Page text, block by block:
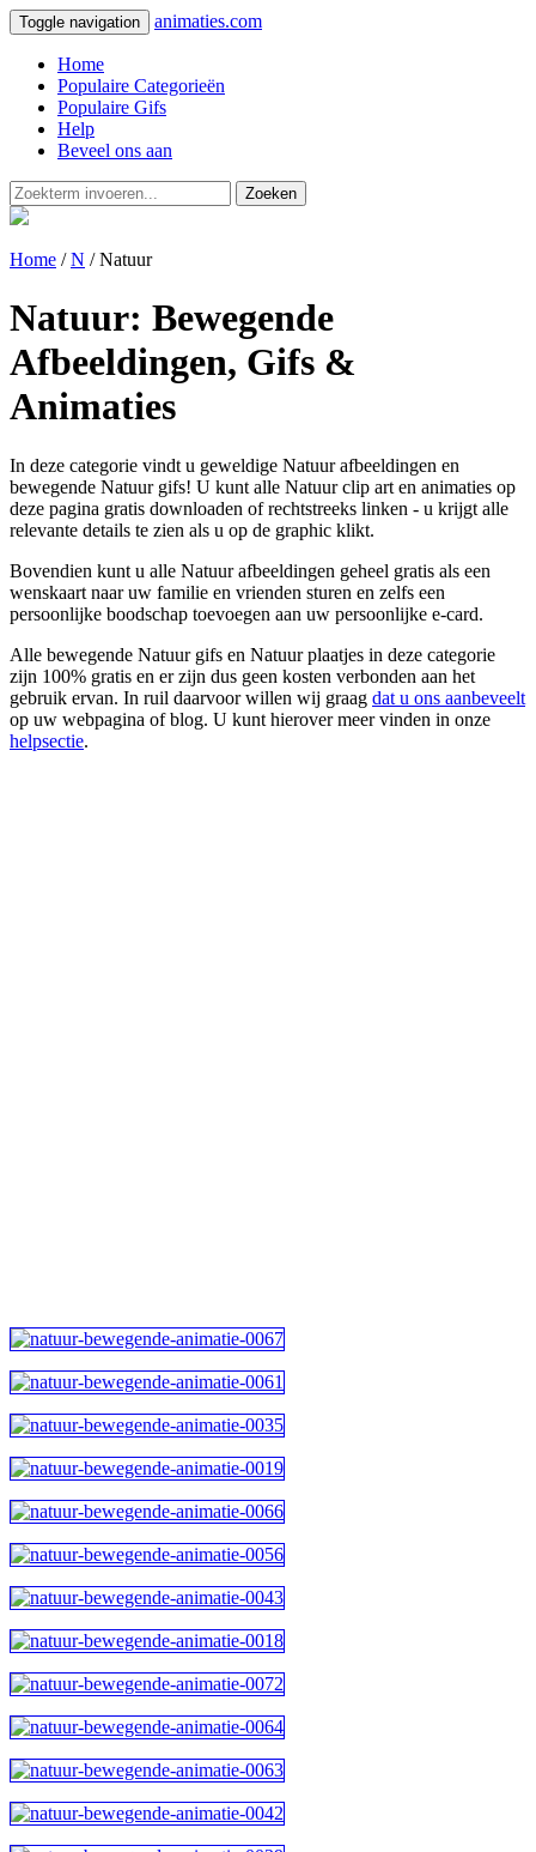
Toggle navigation animaties.com
Home
Populaire Categorieën
Populaire Gifs
Help
Beveel ons aan
Zoeken
Home /N / Natuur
Natuur: Bewegende
Afbeeldingen, Gifs &
Animaties
In deze categorie vindt u geweldige Natuur afbeeldingen en
bewegende Natuur gifs! U kunt alle Natuur clip art en animaties op
deze pagina gratis downloaden of rechtstreeks linken - u krijgt alle
relevante details te zien als u op de graphic klikt.
Bovendien kunt u alle Natuur afbeeldingen geheel gratis als een
wenskaart naar uw familie en vrienden sturen en zelfs een
persoonlijke boodschap toevoegen aan uw persoonlijke e-card.
Alle bewegende Natuur gifs en Natuur plaatjes in deze categorie
zijn 100% gratis en er zijn dus geen kosten verbonden aan het
gebruik ervan. In ruil daarvoor willen wij graag dat u ons aanbeveelt
op uw webpagina of blog. U kunt hierover meer vinden in onze
helpsectie.